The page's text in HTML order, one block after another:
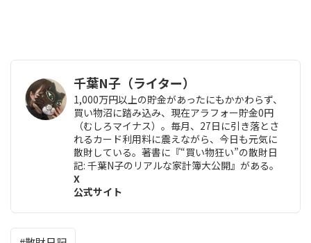
千葉N子（ライター）
1,000万円以上の貯金があったにもかかわらず、
買い物沼に踏み込み、現在アラフォー貯金0円
（むしろマイナス）。毎月、27日に引き落とさ
れるカード利用料に震えながら、今日も元気に
散財している。著書に『“買い物狂い”の散財日
記: 千葉N子のリアルな家計簿大公開』がある。
X
公式サイト